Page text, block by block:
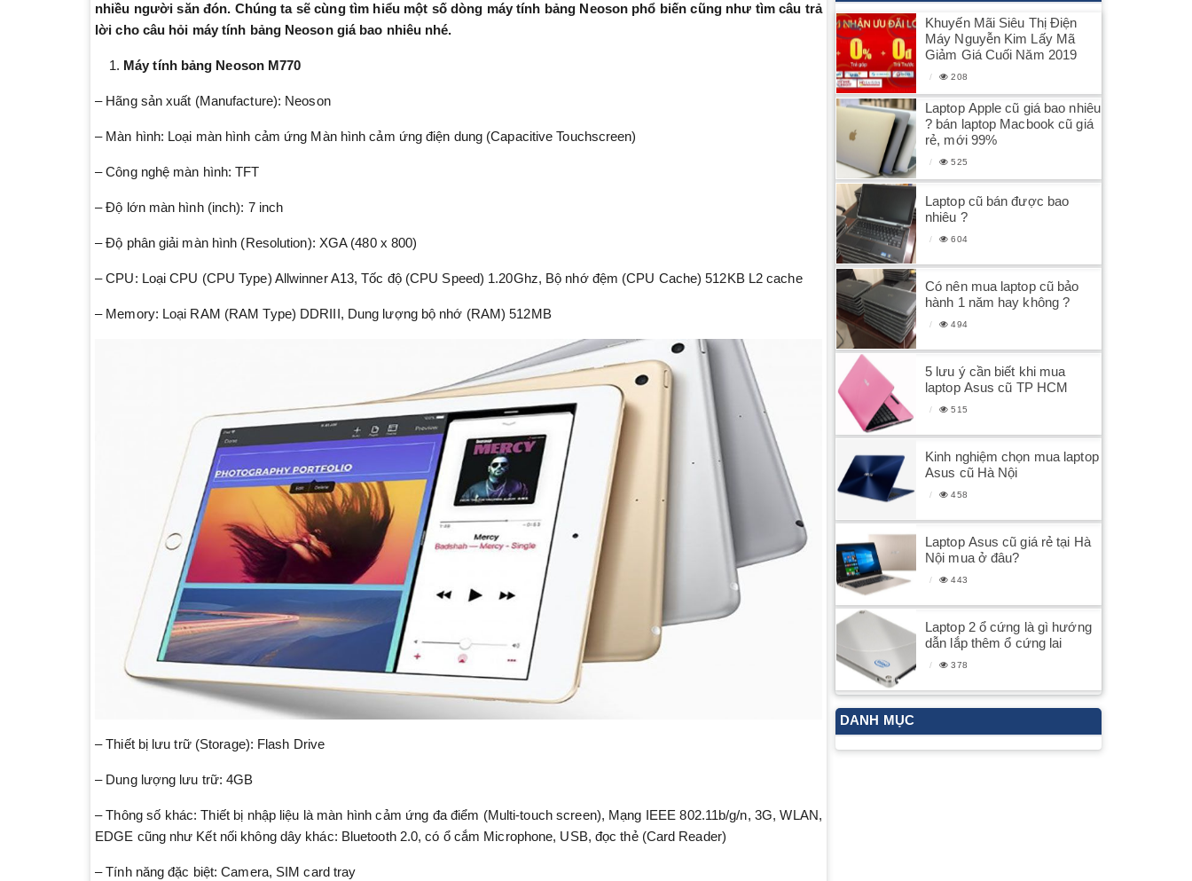
nhiều người săn đón. Chúng ta sẽ cùng tìm hiểu một số dòng máy tính bảng Neoson phổ biến cũng như tìm câu trả
lời cho câu hỏi máy tính bảng Neoson giá bao nhiêu nhé.
Máy tính bảng Neoson M770
– Hãng sản xuất (Manufacture): Neoson
– Màn hình: Loại màn hình cảm ứng Màn hình cảm ứng điện dung (Capacitive Touchscreen)
– Công nghệ màn hình: TFT
– Độ lớn màn hình (inch): 7 inch
– Độ phân giải màn hình (Resolution): XGA (480 x 800)
– CPU: Loại CPU (CPU Type) Allwinner A13, Tốc độ (CPU Speed) 1.20Ghz, Bộ nhớ đệm (CPU Cache) 512KB L2 cache
– Memory: Loại RAM (RAM Type) DDRIII, Dung lượng bộ nhớ (RAM) 512MB
– Thiết bị lưu trữ (Storage): Flash Drive
– Dung lượng lưu trữ: 4GB
– Thông số khác: Thiết bị nhập liệu là màn hình cảm ứng đa điểm (Multi-touch screen), Mạng IEEE 802.11b/g/n, 3G, WLAN,
EDGE cũng như Kết nối không dây khác: Bluetooth 2.0, có ổ cắm Microphone, USB, đọc thẻ (Card Reader)
– Tính năng đặc biệt: Camera, SIM card tray
Khuyến Mãi Siêu Thị Điện
Máy Nguyễn Kim Lấy Mã
Giảm Giá Cuối Năm 2019
208
Laptop Apple cũ giá bao nhiêu
? bán laptop Macbook cũ giá
rẻ, mới 99%
525
Laptop cũ bán được bao
nhiêu ?
604
Có nên mua laptop cũ bảo
hành 1 năm hay không ?
494
5 lưu ý cần biết khi mua
laptop Asus cũ TP HCM
515
Kinh nghiệm chọn mua laptop
Asus cũ Hà Nội
458
Laptop Asus cũ giá rẻ tại Hà
Nội mua ở đâu?
443
Laptop 2 ổ cứng là gì hướng
dẫn lắp thêm ổ cứng lai
378
DANH MỤC